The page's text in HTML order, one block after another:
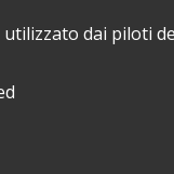
utilizzato dai piloti